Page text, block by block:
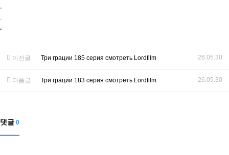
이전글 Три грации 185 серия смотреть Lordfilm 26.05.30
다음글 Три грации 183 серия смотреть Lordfilm 26.05.30
댓글 0